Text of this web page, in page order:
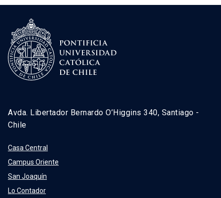
Avda. Libertador Bernardo O’Higgins 340, Santiago -
Chile
Casa Central
Campus Oriente
San Joaquín
Lo Contador